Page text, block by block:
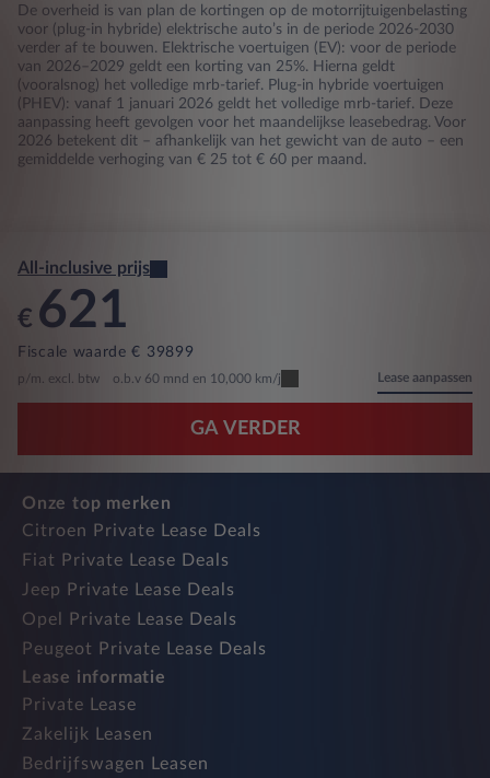
De overheid is van plan de kortingen op de motorrijtuigenbelasting
voor (plug-in hybride) elektrische auto’s in de periode 2026-2030
verder af te bouwen. Elektrische voertuigen (EV): voor de periode
van 2026–2029 geldt een korting van 25%. Hierna geldt
(vooralsnog) het volledige mrb-tarief. Plug-in hybride voertuigen
(PHEV): vanaf 1 januari 2026 geldt het volledige mrb-tarief. Deze
aanpassing heeft gevolgen voor het maandelijkse leasebedrag. Voor
2026 betekent dit – afhankelijk van het gewicht van de auto – een
gemiddelde verhoging van € 25 tot € 60 per maand.
All-inclusive prijs
€ 621
Fiscale waarde € 39899
p/m. excl. btw o.b.v 60 mnd en 10,000 km/j Lease aanpassen
GA VERDER
Onze top merken
Citroen Private Lease Deals
Fiat Private Lease Deals
Jeep Private Lease Deals
Opel Private Lease Deals
Peugeot Private Lease Deals
Lease informatie
Private Lease
Zakelijk Leasen
Bedrijfswagen Leasen